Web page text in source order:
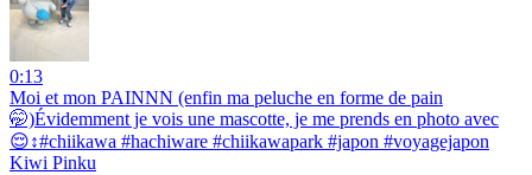
0:13
Moi et mon PAINNN (enfin ma peluche en forme de pain
🤭)Évidemment je vois une mascotte, je me prends en photo avec
😌↕️#chiikawa #hachiware #chiikawapark #japon #voyagejapon
Kiwi Pinku